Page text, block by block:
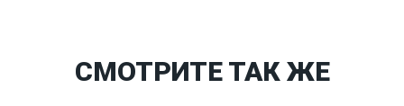
СМОТРИТЕ ТАК ЖЕ